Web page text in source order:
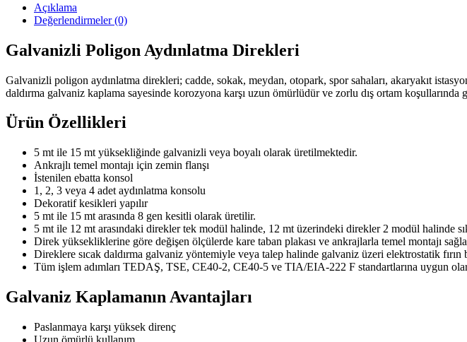
Açıklama
Değerlendirmeler (0)
Galvanizli Poligon Aydınlatma Direkleri
Galvanizli poligon aydınlatma direkleri; cadde, sokak, meydan, otopark, spor sahaları, akaryakıt
daldırma galvaniz kaplama sayesinde korozyona karşı uzun ömürlüdür ve zorlu dış ortam koşullarında
Ürün Özellikleri
5 mt ile 15 mt yüksekliğinde galvanizli veya boyalı olarak üretilmektedir.
Ankrajlı temel montajı için zemin flanşı
İstenilen ebatta konsol
1, 2, 3 veya 4 adet aydınlatma konsolu
Dekoratif kesikleri yapılır
5 mt ile 15 mt arasında 8 gen kesitli olarak üretilir.
5 mt ile 12 mt arasındaki direkler tek modül halinde, 12 mt üzerindeki direkler 2 modül halinde
Direk yüksekliklerine göre değişen ölçülerde kare taban plakası ve ankrajlarla temel montajı
Direklere sıcak daldırma galvaniz yöntemiyle veya talep halinde galvaniz üzeri elektrostatik fırın
Tüm işlem adımları TEDAŞ, TSE, CE40-2, CE40-5 ve TIA/EIA-222 F standartlarına uygun
Galvaniz Kaplamanın Avantajları
Paslanmaya karşı yüksek direnç